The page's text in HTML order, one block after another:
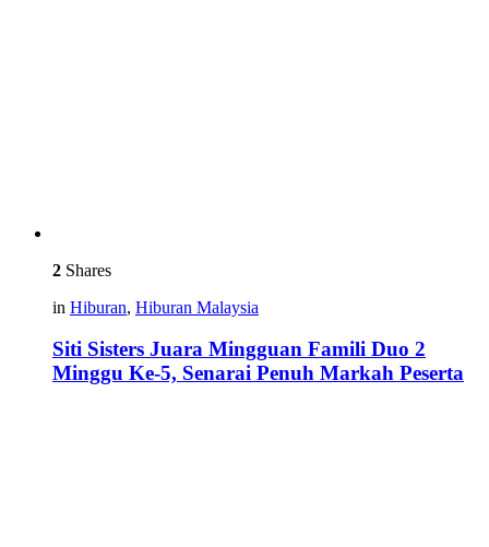
2 Shares
in Hiburan, Hiburan Malaysia
Siti Sisters Juara Mingguan Famili Duo 2
Minggu Ke-5, Senarai Penuh Markah Peserta